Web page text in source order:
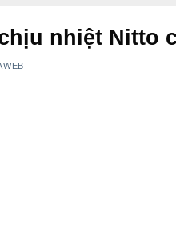
nhiệt Nitto